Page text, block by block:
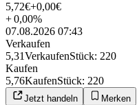
5,72€+0,00€
+0,00%
07.08.2026 07:43
Verkaufen
5,31VerkaufenStück: 220
Kaufen
5,76KaufenStück: 220
Jetzt handeln Merken